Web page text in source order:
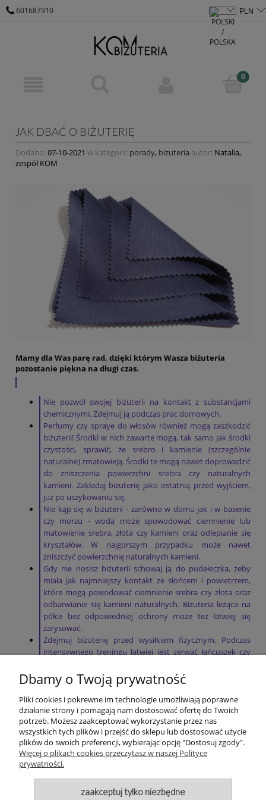
601687910
JAK DBAĆ O BIŻUTERIĘ
Dodano: 07-10-2021 w kategorii: porady, bizuteria autor: Natalia,
zespół KOM
Mamy dla Was parę rad, dzięki którym Wasza biżuteria
pozostanie piękna na długi czas.
Nie pozwól swojej biżuterii na kontakt z substancjami
chemicznymi. Zdejmuj ją podczas prac domowych.
Perfumy czy spraye do włosów również mogą zaszkodzić
biżuterii! Środki w nich zawarte mogą, tak samo jak środki
czystości, sprawić, że srebro i kamienie (szczególnie
naturalne) zmatowieją. Środki te mogą nawet doprowadzić
do zniszczenia powierzchni srebra czy naturalnych
kamieni. Zakładaj biżuterię jako ostatnią przed wyjściem,
już po uszykowaniu się.
Nie kąp się w biżuterii - zarówno w domu jak i w basenie
czy morzu - woda może spowodować ciemnienie lub
matowienie srebra, złota czy kamieni oraz odlepianie się
kryształów. W najgorszym przypadku może nawet
zniszczyć powierzchnię naturalnych kamieni.
Gdy nie nosisz biżuterii schowaj ją do pudełeczka, żeby
miała jak najmniejszy kontakt ze słońcem i powietrzem,
które mogą powodować ciemnienie srebra czy złota oraz
odbarwianie się kamieni naturalnych. Biżuteria leżąca na
półce bez odpowiedniej ochrony może też łatwiej się
zarysować.
Zdejmuj biżuterię przed wysiłkiem fizycznym. Podczas
intensywnego treningu łatwiej jest zerwać łańcuszek czy
srebra i złota.
POMOC
MOJE KONTO
Dbamy o Twoją prywatność
Pliki cookies i pokrewne im technologie umożliwiają poprawne
działanie strony i pomagają nam dostosować ofertę do Twoich
potrzeb. Możesz zaakceptować wykorzystanie przez nas
wszystkich tych plików i przejść do sklepu lub dostosować użycie
plików do swoich preferencji, wybierając opcję "Dostosuj zgody".
Więcej o plikach cookies przeczytasz w naszej Polityce
prywatności.
zaakceptuj tylko niezbędne